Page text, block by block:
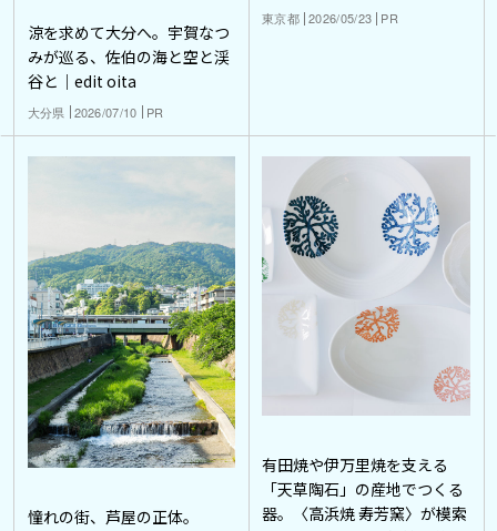
涼を求めて大分へ。宇賀なつ
みが巡る、佐伯の海と空と渓
谷と｜edit oita
大分県 2026/07/10 PR
東京都 2026/05/23 PR
憧れの街、芦屋の正体。
有田焼や伊万里焼を支える
「天草陶石」の産地でつくる
器。〈高浜焼 寿芳窯〉が模索